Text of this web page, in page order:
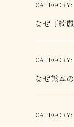
CATEGORY:
なぜ『綺
CATEGORY:
なぜ熊本
CATEGORY: